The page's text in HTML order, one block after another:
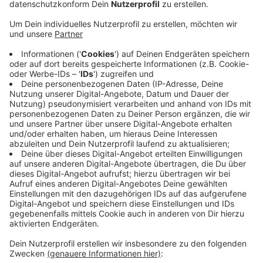
Zwar handelte es sich nur um einen Kellerbrand, der
Rauch hatte sich allerdings bis in die Wohnbereiche der
Einrichtung ausgebreitet. Alle 16 Bewohner konnten
sich jedoch noch vor Eintreffen der Feuerwehr in
Sicherheit bringen, so dass niemand ernsthaft verletzt
wurde. Um halb 7 konnte die Feuerwehr den Einsatz
beenden, nachdem sie die Bewohner anderweitig
untergebracht hatte. Insgesamt waren 120 Kräfte im
Einsatz.
MF
Anzeige